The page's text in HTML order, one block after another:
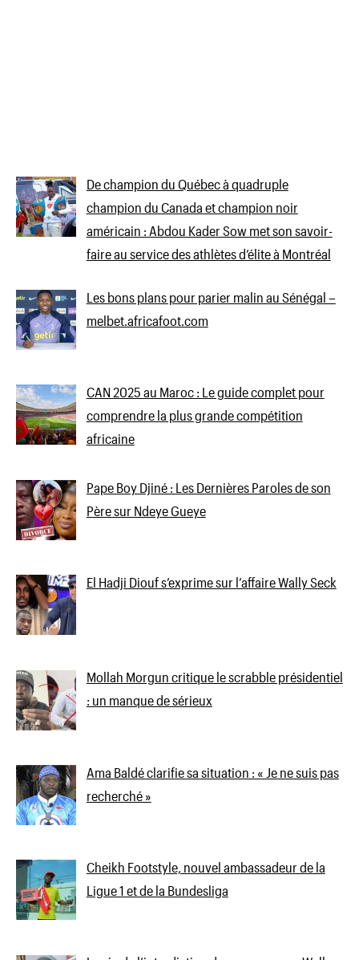
De champion du Québec à quadruple
champion du Canada et champion noir
américain : Abdou Kader Sow met son savoir-
faire au service des athlètes d’élite à Montréal
Les bons plans pour parier malin au Sénégal –
melbet.africafoot.com
CAN 2025 au Maroc : Le guide complet pour
comprendre la plus grande compétition
africaine
Pape Boy Djiné : Les Dernières Paroles de son
Père sur Ndeye Gueye
El Hadji Diouf s’exprime sur l’affaire Wally Seck
Mollah Morgun critique le scrabble présidentiel
: un manque de sérieux
Ama Baldé clarifie sa situation : « Je ne suis pas
recherché »
Cheikh Footstyle, nouvel ambassadeur de la
Ligue 1 et de la Bundesliga